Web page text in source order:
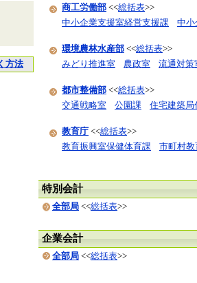
方法
商工労働部 <<総括表>>
中小企業支援室経営支援課
中小
環境農林水産部 <<総括表>>
みどり推進室
農政室 流通対策
都市整備部 <<総括表>>
交通戦略室
公園課 住宅建築局
教育庁 <<総括表>>
教育振興室保健体育課
市町村
特別会計
全部局 <<総括表>>
企業会計
全部局 <<総括表>>